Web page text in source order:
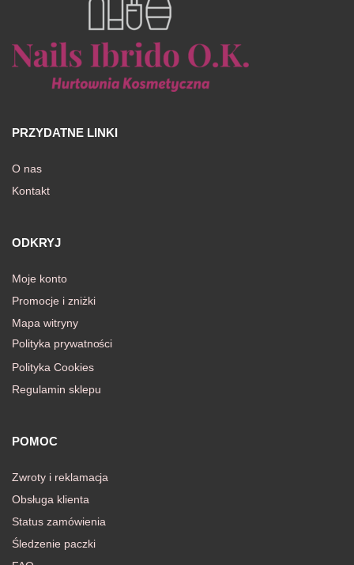
PRZYDATNE LINKI
O nas
Kontakt
ODKRYJ
Moje konto
Promocje i zniżki
Mapa witryny
Polityka prywatności
Polityka Cookies
Regulamin sklepu
POMOC
Zwroty i reklamacja
Obsługa klienta
Status zamówienia
Śledzenie paczki